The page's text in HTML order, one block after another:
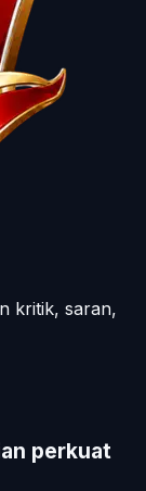
kritik, saran,
perkuat